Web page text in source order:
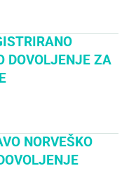
DOVOLJENJE ZA
NORVEŠKO